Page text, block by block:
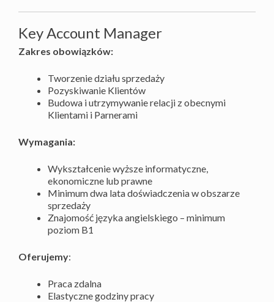
Key Account Manager
Zakres obowiązków:
Tworzenie działu sprzedaży
Pozyskiwanie Klientów
Budowa i utrzymywanie relacji z obecnymi
Klientami i Parnerami
Wymagania:
Wykształcenie wyższe informatyczne,
ekonomiczne lub prawne
Minimum dwa lata doświadczenia w obszarze
sprzedaży
Znajomość języka angielskiego – minimum
poziom B1
Oferujemy:
Praca zdalna
Elastyczne godziny pracy